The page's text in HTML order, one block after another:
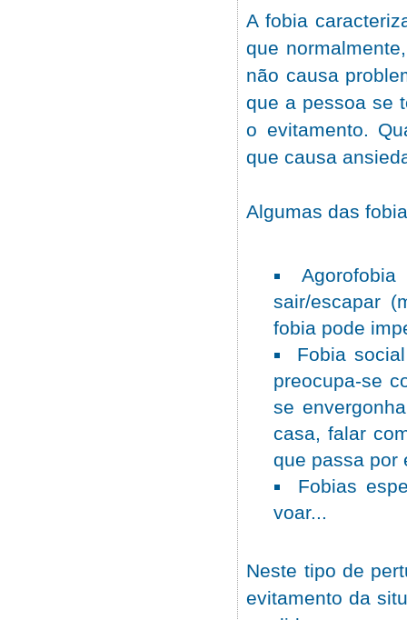
A fobia
que
não causa
que a pessoa se
o evitamento.
que causa
Algumas das
sair/escapar
fobia pode
Fobia
preocupa-se
se
casa, falar
que passa
Fobias
voar...
Neste tipo de
evitamento da